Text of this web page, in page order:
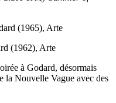
(1965), Arte
(1962), Arte
à Godard, désormais
la Nouvelle Vague avec des